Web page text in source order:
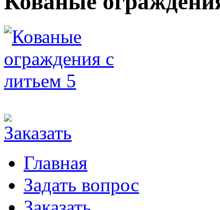
Главная
Задать вопрос